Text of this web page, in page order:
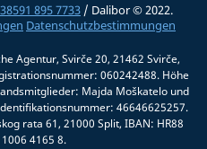
895 7733 / Dalibor © 2022.
Datenschutzbestimmungen
Agentur, Svirče 20, 21462 Svirče,
060242488. Höhe
Majda Moškatelo und
46646625257.
rata 61, 21000 Split, IBAN: HR88
4165 8.